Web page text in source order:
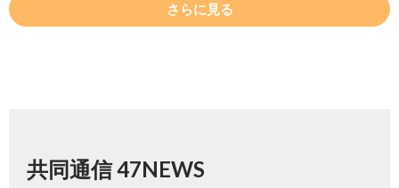
さらに見る
共同通信 47NEWS